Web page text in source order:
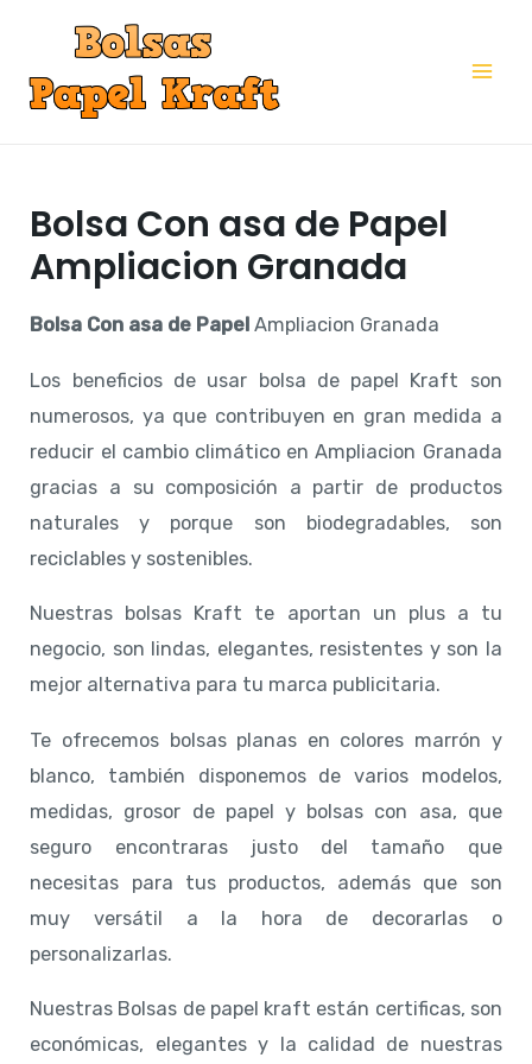
contenido
Bolsa Con asa de Papel
Ampliacion Granada
Bolsa Con asa de PapelAmpliacion Granada
Los beneficios de usar bolsa de papel Kraft son
numerosos, ya que contribuyen en gran medida a
reducir el cambio climático en Ampliacion Granada
gracias a su composición a partir de productos
naturales y porque son biodegradables, son
reciclables y sostenibles.
Nuestras bolsas Kraft te aportan un plus a tu
negocio, son lindas, elegantes, resistentes y son la
mejor alternativa para tu marca publicitaria.
Te ofrecemos bolsas planas en colores marrón y
blanco, también disponemos de varios modelos,
medidas, grosor de papel y bolsas con asa, que
seguro encontraras justo del tamaño que
necesitas para tus productos, además que son
muy versátil a la hora de decorarlas o
personalizarlas.
Nuestras Bolsas de papel kraft están certificas, son
económicas, elegantes y la calidad de nuestras